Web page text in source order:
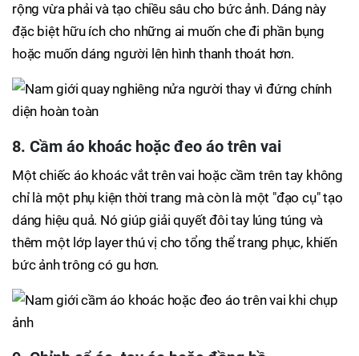
rộng vừa phải và tạo chiều sâu cho bức ảnh. Dáng này
đặc biệt hữu ích cho những ai muốn che đi phần bụng
hoặc muốn dáng người lên hình thanh thoát hơn.
8. Cầm áo khoác hoặc đeo áo trên vai
Một chiếc áo khoác vắt trên vai hoặc cầm trên tay không
chỉ là một phụ kiện thời trang mà còn là một "đạo cụ" tạo
dáng hiệu quả. Nó giúp giải quyết đôi tay lúng túng và
thêm một lớp layer thú vị cho tổng thể trang phục, khiến
bức ảnh trông có gu hơn.